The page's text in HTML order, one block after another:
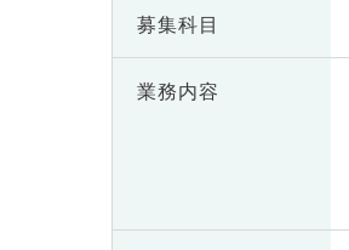
募集科目
業務内容